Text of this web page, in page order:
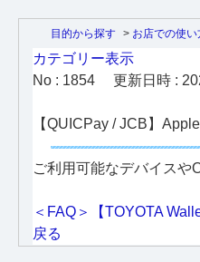
目的から探す > お店での使い
カテゴリー表示
No : 1854
更新日時 :
【QUICPay / JCB】
ご利用可能なデバイスや
＜FAQ＞【TOYOTA
戻る